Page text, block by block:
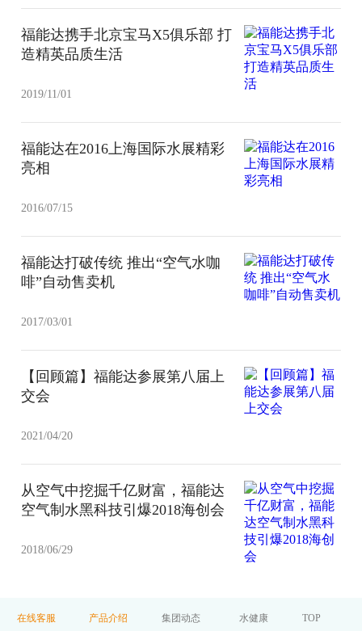
福能达携手北京宝马X5俱乐部 打
造精英品质生活
2019/11/01
福能达在2016上海国际水展精彩
亮相
2016/07/15
福能达打破传统 推出“空气水咖
啡”自动售卖机
2017/03/01
【回顾篇】福能达参展第八届上
交会
2021/04/20
从空气中挖掘千亿财富，福能达
空气制水黑科技引爆2018海创会
2018/06/29
在线客服 产品介绍 集团动态 水健康 TOP